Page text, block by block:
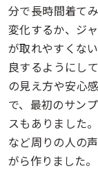
分で長時間着て
変化するか、ジ
が取れやすくな
良するようにし
の見え方や安心
で、最初のサン
スもありました
など周りの人の
がら作りました。